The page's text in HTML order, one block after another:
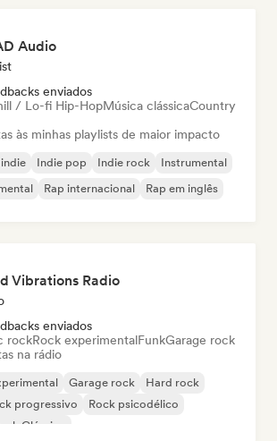
Audio
enviados
/ Lo-fi Hip-HopMúsica clássicaCountry
às minhas playlists de maior impacto
Indie pop Indie rock
Instrumental
Rap internacional Rap em inglês
Vibrations Radio
enviados
rockRock experimentalFunkGarage rock
na rádio
Garage rock
Hard rock
progressivo
Rock psicodélico
Clássico